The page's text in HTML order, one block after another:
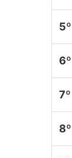
5º
6º
7º
8º